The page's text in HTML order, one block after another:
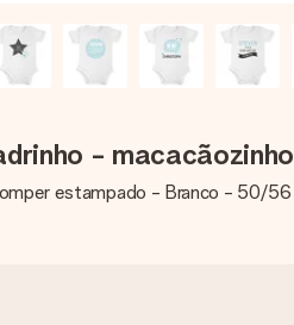
- macacãozinho
estampado - Branco - 50/56